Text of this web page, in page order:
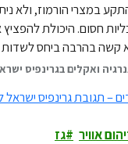
במצרי הורמוז, ולא
חסום. היכולת להפציץ
בהרבה ביחס לשדות
כוח. האויבים אולי יכולים
הם לעולם לא יוכלו
ואקלים בגרינפיס
אוויר גז